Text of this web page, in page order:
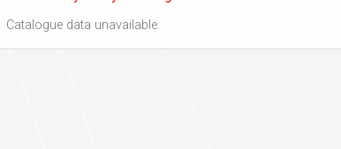
Catalogue data unavailable.